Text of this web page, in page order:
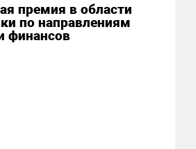
премия в области
по направлениям
финансов